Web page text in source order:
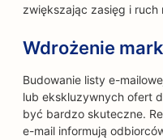
zwiększając zasięg i ruch
Wdrożenie
Budowanie listy e-
lub ekskluzywnych ofert
być bardzo skuteczne.
e-mail informują